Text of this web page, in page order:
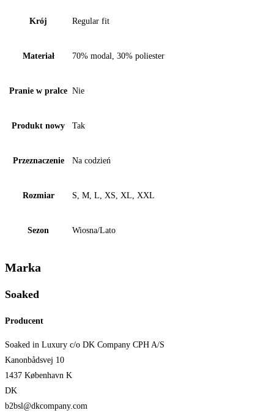
Krój Regular fit
Materiał 70% modal, 30% poliester
Pranie w pralce Nie
Produkt nowy Tak
Przeznaczenie Na codzień
Rozmiar S, M, L, XS, XL, XXL
Sezon Wiosna/Lato
Marka
Soaked
Producent
Soaked in Luxury c/o DK Company CPH A/S
Kanonbådsvej 10
1437 København K
DK
b2bsl@dkcompany.com